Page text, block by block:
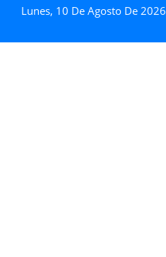
Lunes, 10 De Agosto De 2026